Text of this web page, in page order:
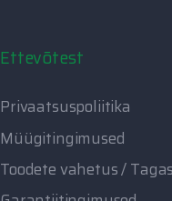
Ettevõtest
Privaatsuspoliitika
Müügitingimused
Toodete vahetus /